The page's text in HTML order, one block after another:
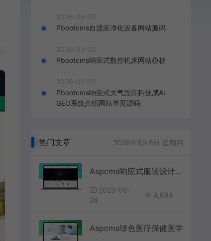
2026-06-05
Pbootcms自适应净化设备网站源码
2026-05-25
Pbootcms响应式数控机床网站模板
2026-05-22
Pbootcms响应式大气漂亮科技感AI·
GEO系统介绍网站单页源码
热门文章 2026年8月6日 星期四
Aspcms响应式服装设计网站模板
2023-05-
24
4,694
Aspcms绿色医疗保健医学